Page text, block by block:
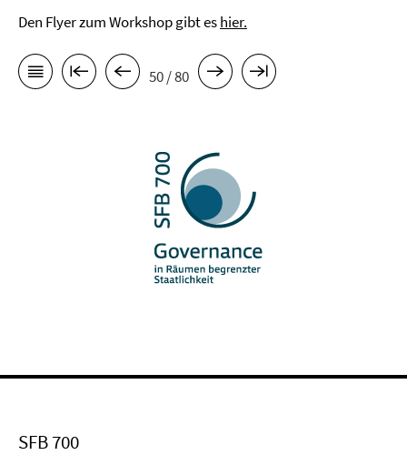
Den Flyer zum Workshop gibt eshier.
50 / 80
SFB 700